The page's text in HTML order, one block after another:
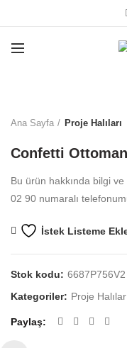
Ana Sayfa Proje Halıları
Confetti
Bu ürün hakkında bilgi
02 90 numaralı
İstek Listeme
Stok kodu: 6687P756V2
Kategoriler: Proje
Paylaş